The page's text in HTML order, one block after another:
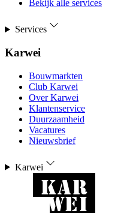
Bekijk alle services
Services
Karwei
Bouwmarkten
Club Karwei
Over Karwei
Klantenservice
Duurzaamheid
Vacatures
Nieuwsbrief
Karwei